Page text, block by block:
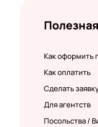
Как оформить
Как оплатить
Сделать
Для агентств
Посольства /